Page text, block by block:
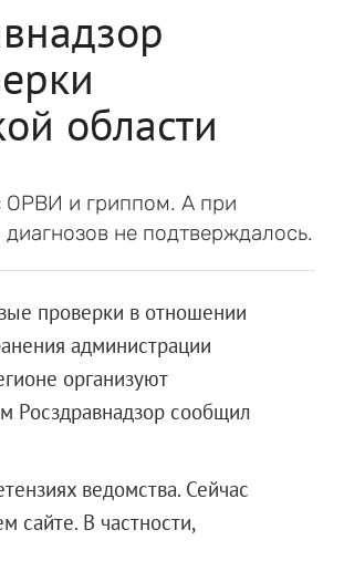
области
ОРВИ и гриппом. А при
не подтверждалось.
проверки в отношении
администрации
организуют
Росздравнадзор сообщил
ведомства. Сейчас
сайте. В частности,